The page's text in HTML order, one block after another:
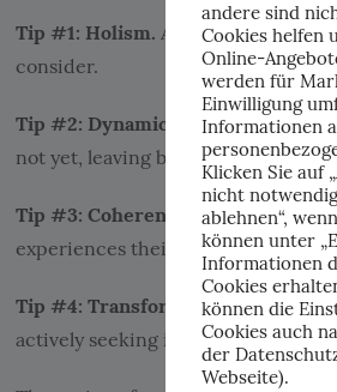
Tip #1: Holism. Actively seek out
consider.
Tip #2: Dynamics.
Try to get
not yet, leaving behind what it no
Tip #3: Coherence.
Look at the
experiences their meaning.
Tip #4: Transformation.Describe
actively seeking innovative
andere sind
Cookies helfen
Online-
werden für
Einwilligung
Informationen
Klicken Sie auf
nicht
ablehnen“,
können unter
Informationen
Cookies
können die
Cookies auch
der
Webseite).